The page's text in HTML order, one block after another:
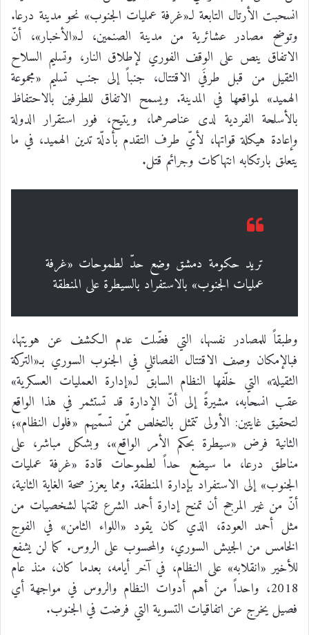
انسحبت الأرتال التابعة لـ«غرفة عمليات الجنوب» نحو مدينة درعا.
وتوضح مصادر عشائرية من مدينة الصنمين، لـ«الأخبار»، أنّ
الاتفاق ينص على الوقف الفوري لإطلاق النار، وتسليم السلاح
الثقيل من قبل طرفَي الاقتتال، جنباً إلى جنب تسليم «مجموعة
الهميد» لمواقعها في المدينة. ويسمح الاتفاق للطرفين بالاحتفاظ
بالأسلحة الفردية لدى عناصرهما، ويتيح، فور استقرار الدولة
وإعادة هيكلة قواتها، لأيّ طرف التقدم بأدلّة تدين الهميد، في ما
يتعلق بارتكابه انتهاكات وجرائم قتل.
تريد حكومة دمشق وضع حدّ لطموحات «غرفة
عمليات الجنوب» بالاستفراد بالسيطرة على المنطقة
وطبقاً للمصادر نفسها، التي فضّلت عدم الكشف عن هويتها،
فبالإمكان وصف الاقتتال الفصائلي في الجنوب السوري بـ«التركة
الثقيلة» التي خلّفها النظام السابق لـ«إدارة العمليات العسكرية»
عقب انسحابه، مشيرةً إلى أنّ الإدارة قد تستثمر في هذا الواقع
لتحقيق غايتين: الأولى تتمثل بالتخلص ممّن تسمّيهم «فلول النظام»؛
الثانية فرض «سيطرة بحكم الأمر الواقع»، وبشكل مباشر، على
مناطق درعا، ما سيضع حداً لطموحات قادة «غرفة عمليات
الجنوب» إلى الاستفراد بإدارة المنطقة. ومما يعزز صحة الغاية الثانية،
أنّ من غير المرجح أن تمنح إدارة أحمد الشرع ثقتها لشخصيات من
مثل أحمد العودة، الذي كان يقود «اللواء الثامن» في الفوج
الخامس من الجيش السوري، والمحسوب على الروس. كما لن يشفع
للأخير «انقلابه» على النظام، في آخر أيامه، بعدما كان، منذ عام
2018، واحداً من أهم أدوات النظام والروس في مواجهة أي
فصيل يخرج عن اتفاقيات التسوية التي فرضت في الجنوب.